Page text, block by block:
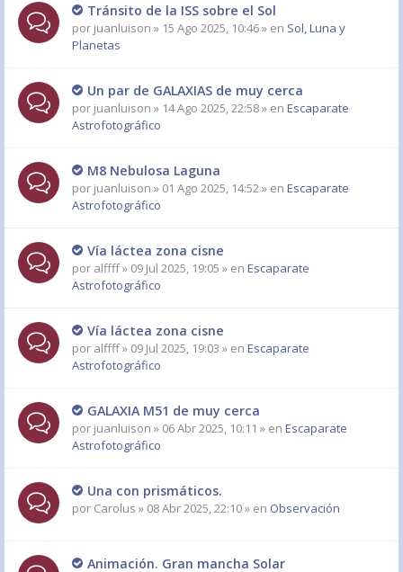
Tránsito de la ISS sobre el Sol
por juanluison » 15 Ago 2025, 10:46 » en Sol, Luna y
Planetas
Un par de GALAXIAS de muy cerca
por juanluison » 14 Ago 2025, 22:58 » en Escaparate
Astrofotográfico
M8 Nebulosa Laguna
por juanluison » 01 Ago 2025, 14:52 » en Escaparate
Astrofotográfico
Vía láctea zona cisne
por alffff» 09 Jul 2025, 19:05 » en Escaparate
Astrofotográfico
Vía láctea zona cisne
por alffff» 09 Jul 2025, 19:03 » en Escaparate
Astrofotográfico
GALAXIA M51 de muy cerca
por juanluison » 06 Abr 2025, 10:11 » en Escaparate
Astrofotográfico
Una con prismáticos.
por Carolus » 08 Abr 2025, 22:10 » en Observación
Animación. Gran mancha Solar